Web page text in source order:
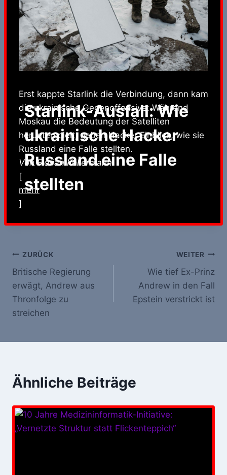
Starlink-Ausfall: Wie
ukrainische Hacker
Russland eine Falle
stellten
Erst kappte Starlink die Verbindung, dann kam
die ukrainische Gegenoffensive: Während
Moskau die Bedeutung der Satelliten
herunterspielt, geben Hacker Einblick, wie sie
Russland eine Falle stellten.
Von Florian Kellermann.
[
mehr
]
Beitrags-
Navigation
ZURÜCK
Britische Regierung
erwägt, Andrew aus
Thronfolge zu
streichen
WEITER
Wie tief Ex-Prinz
Andrew in den Fall
Epstein verstrickt ist
Ähnliche Beiträge